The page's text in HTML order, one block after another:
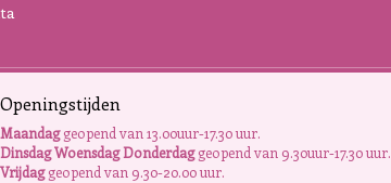
Openingstijden
Maandaggeopend van 13.00uur-17.30 uur.
Dinsdag Woensdag Donderdaggeopend van 9.30uur-17.30 uur.
Vrijdaggeopend van 9.30-20.00 uur.